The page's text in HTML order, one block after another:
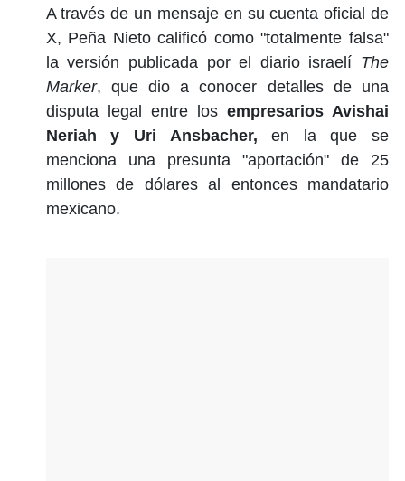
A través de un mensaje en su cuenta oficial de
X, Peña Nieto calificó como "totalmente falsa"
la versión publicada por el diario israelí The
Marker, que dio a conocer detalles de una
disputa legal entre los empresarios Avishai
Neriah y Uri Ansbacher, en la que se
menciona una presunta "aportación" de 25
millones de dólares al entonces mandatario
mexicano.